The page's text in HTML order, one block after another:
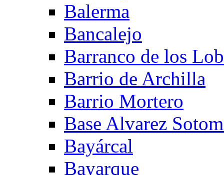
Balerma
Bancalejo
Barranco de los
Barrio de Archilla
Barrio Mortero
Base Alvarez
Bayárcal
Bayarque